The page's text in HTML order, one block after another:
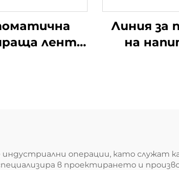
лента
Линия за
на
операции, като служат
в проектирането и